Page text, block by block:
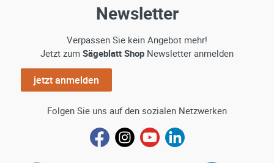
Newsletter
Verpassen Sie kein Angebot mehr!
Jetzt zum Sägeblatt Shop Newsletter anmelden
jetzt anmelden
Folgen Sie uns auf den sozialen Netzwerken